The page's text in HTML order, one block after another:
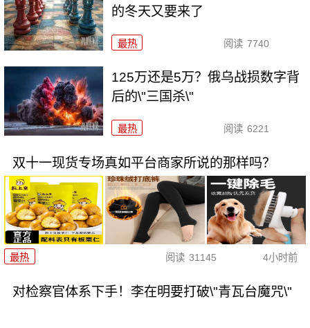
的冬天又要来了
最热 阅读 7740
125万还是5万？俄乌战损数字背
后的\"三国杀\"
最热 阅读 6221
双十一现货专场真如平台商家所说的那样吗？
最热 阅读 31145 4小时前
对检察官体系下手！李在明要打破\"青瓦台魔咒\"